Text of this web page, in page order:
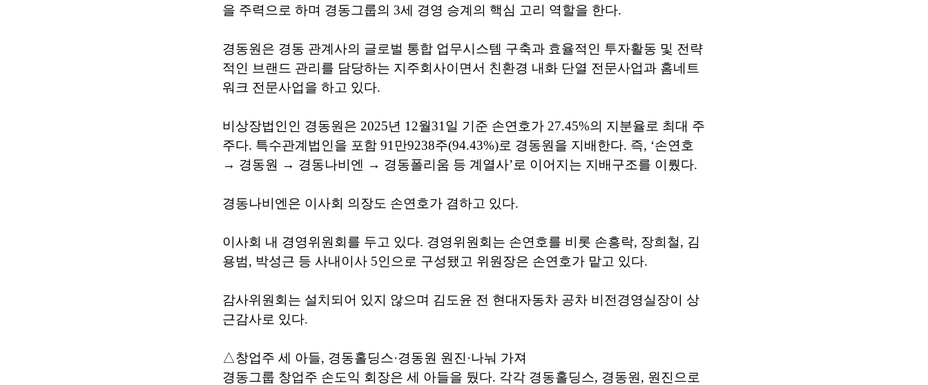
을 주력으로 하며 경동그룹의 3세 경영 승계의 핵심 고리 역할을 한다.
경동원은 경동 관계사의 글로벌 통합 업무시스템 구축과 효율적인 투자활동 및 전략
적인 브랜드 관리를 담당하는 지주회사이면서 친환경 내화 단열 전문사업과 홈네트
워크 전문사업을 하고 있다.
비상장법인인 경동원은 2025년 12월31일 기준 손연호가 27.45%의 지분율로 최대 주
주다. 특수관계법인을 포함 91만9238주(94.43%)로 경동원을 지배한다. 즉, ‘손연호
→ 경동원 → 경동나비엔 → 경동폴리움 등 계열사’로 이어지는 지배구조를 이뤘다.
경동나비엔은 이사회 의장도 손연호가 겸하고 있다.
이사회 내 경영위원회를 두고 있다. 경영위원회는 손연호를 비롯 손흥락, 장희철, 김
용범, 박성근 등 사내이사 5인으로 구성됐고 위원장은 손연호가 맡고 있다.
감사위원회는 설치되어 있지 않으며 김도윤 전 현대자동차 공차 비전경영실장이 상
근감사로 있다.
△창업주 세 아들, 경동홀딩스·경동원 원진·나눠 가져
경동그룹 창업주 손도익 회장은 세 아들을 뒀다. 각각 경동홀딩스, 경동원, 원진으로